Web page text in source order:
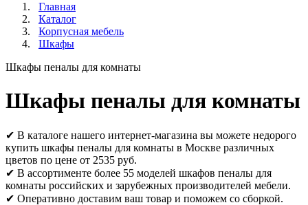
Главная
Каталог
Корпусная мебель
Шкафы
Шкафы пеналы для комнаты
Шкафы пеналы для комнаты
✔ В каталоге нашего интернет-магазина вы можете недорого
купить шкафы пеналы для комнаты в Москве различных
цветов по цене от 2535 руб.
✔ В ассортименте более 55 моделей шкафов пеналы для
комнаты российских и зарубежных производителей мебели.
✔ Оперативно доставим ваш товар и поможем со сборкой.